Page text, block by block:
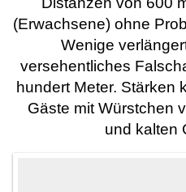
(Erwachsene) ohne
Wenige
versehentliches
hundert Meter. Stärken
Gäste mit Würstchen
und kalten